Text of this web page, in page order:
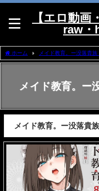
【エロ動画
raw・
ホーム メイド教育。ー没落貴
メイド教育。ー
メイド教育。ー没落貴